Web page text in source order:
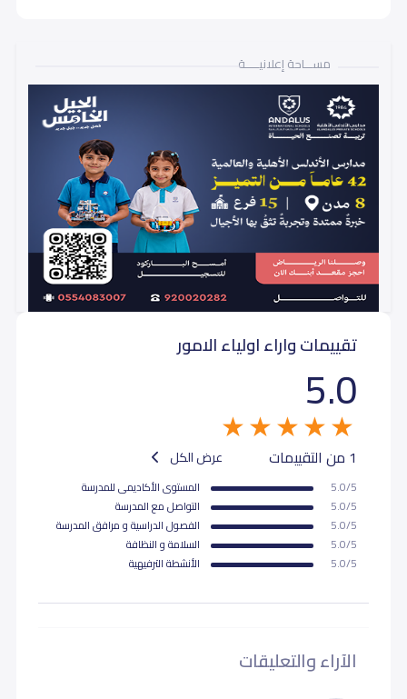
ثالث متوسط (Grade 9)
مســـاحة إعلانيـــــة
تقييمات واراء اولياء الامور
5.0
1 من التقييمات عرض الكل
5.0/5
المستوى اﻷكاديمى للمدرسة
5.0/5
التواصل مع المدرسة
5.0/5
الفصول الدراسية و مرافق المدرسة
5.0/5
السلامة و النظافة
5.0/5
اﻷنشطة الترفيهية
الآراء والتعليقات